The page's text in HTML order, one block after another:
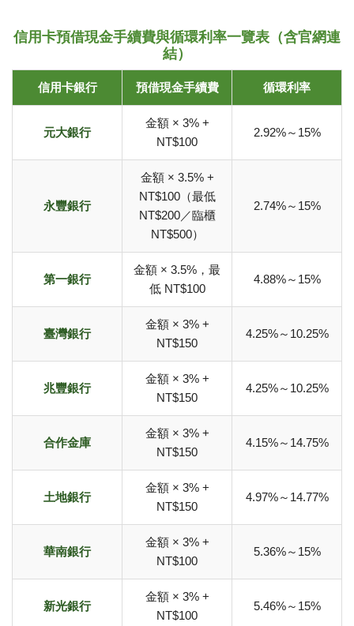
信用卡預借現金手續費與循環利率一覽表（含官網連
結）
信用卡銀行 預借現金手續費 循環利率
元大銀行
金額 × 3% +
NT$100
2.92%～15%
永豐銀行
金額 × 3.5% +
NT$100（最低
NT$200／臨櫃
NT$500）
2.74%～15%
第一銀行
金額 × 3.5%，最
低 NT$100
4.88%～15%
臺灣銀行
金額 × 3% +
NT$150
4.25%～10.25%
兆豐銀行
金額 × 3% +
NT$150
4.25%～10.25%
合作金庫
金額 × 3% +
NT$150
4.15%～14.75%
土地銀行
金額 × 3% +
NT$150
4.97%～14.77%
華南銀行
金額 × 3% +
NT$100
5.36%～15%
新光銀行
金額 × 3% +
NT$100
5.46%～15%